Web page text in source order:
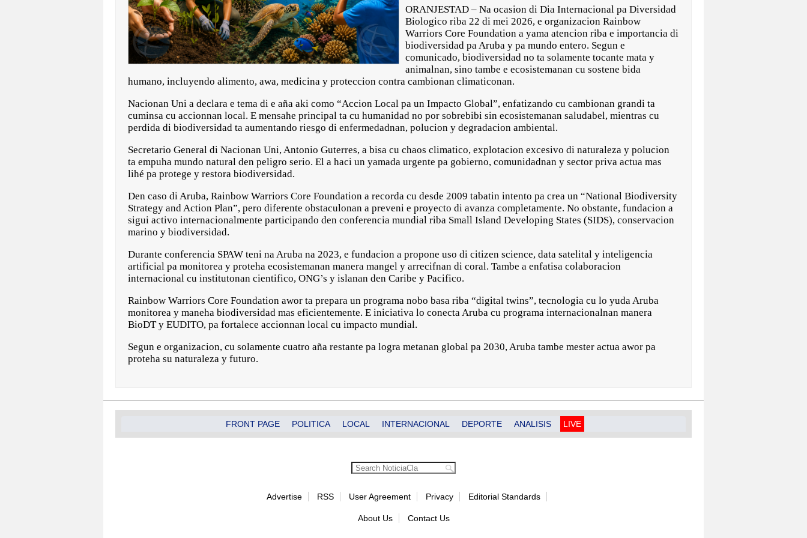
ORANJESTAD – Na ocasion di Dia Internacional pa Diversidad
Biologico riba 22 di mei 2026, e organizacion Rainbow
Warriors Core Foundation a yama atencion riba e importancia di
biodiversidad pa Aruba y pa mundo entero. Segun e
comunicado, biodiversidad no ta solamente tocante mata y
animalnan, sino tambe e ecosistemanan cu sostene bida
humano, incluyendo alimento, awa, medicina y proteccion contra cambionan climaticonan.
Nacionan Uni a declara e tema di e aña aki como “Accion Local pa un Impacto Global”, enfatizando cu cambionan grandi ta
cuminsa cu accionnan local. E mensahe principal ta cu humanidad no por sobrebibi sin ecosistemanan saludabel, mientras cu
perdida di biodiversidad ta aumentando riesgo di enfermedadnan, polucion y degradacion ambiental.
Secretario General di Nacionan Uni, Antonio Guterres, a bisa cu chaos climatico, explotacion excesivo di naturaleza y polucion
ta empuha mundo natural den peligro serio. El a haci un yamada urgente pa gobierno, comunidadnan y sector priva actua mas
lihé pa protege y restora biodiversidad.
Den caso di Aruba, Rainbow Warriors Core Foundation a recorda cu desde 2009 tabatin intento pa crea un “National Biodiversity
Strategy and Action Plan”, pero diferente obstaculonan a preveni e proyecto di avanza completamente. No obstante, fundacion a
sigui activo internacionalmente participando den conferencia mundial riba Small Island Developing States (SIDS), conservacion
marino y biodiversidad.
Durante conferencia SPAW teni na Aruba na 2023, e fundacion a propone uso di citizen science, data satelital y inteligencia
artificial pa monitorea y proteha ecosistemanan manera mangel y arrecifnan di coral. Tambe a enfatisa colaboracion
internacional cu institutonan cientifico, ONG’s y islanan den Caribe y Pacifico.
Rainbow Warriors Core Foundation awor ta prepara un programa nobo basa riba “digital twins”, tecnologia cu lo yuda Aruba
monitorea y maneha biodiversidad mas eficientemente. E iniciativa lo conecta Aruba cu programa internacionalnan manera
BioDT y EUDITO, pa fortalece accionnan local cu impacto mundial.
Segun e organizacion, cu solamente cuatro aña restante pa logra metanan global pa 2030, Aruba tambe mester actua awor pa
proteha su naturaleza y futuro.
FRONT PAGE POLITICA LOCAL INTERNACIONAL DEPORTE ANALISIS LIVE
Advertise RSS User Agreement Privacy Editorial Standards
About Us Contact Us